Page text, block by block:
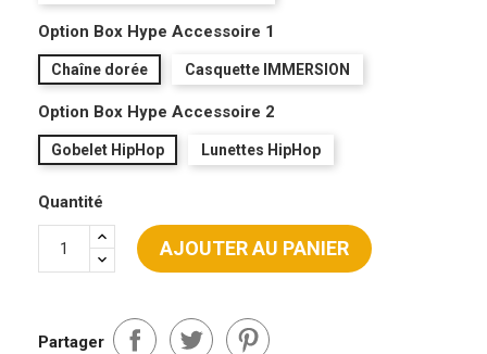
Option Box Hype Accessoire 1
Chaîne dorée Casquette IMMERSION
Option Box Hype Accessoire 2
Gobelet HipHop Lunettes HipHop
Quantité
AJOUTER AU PANIER
Partager